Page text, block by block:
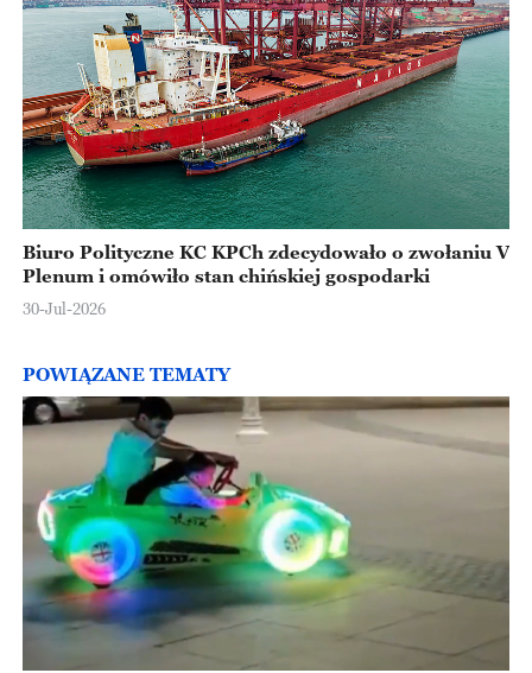
Biuro Polityczne KC KPCh zdecydowało o zwołaniu V
Plenum i omówiło stan chińskiej gospodarki
30-Jul-2026
POWIĄZANE TEMATY